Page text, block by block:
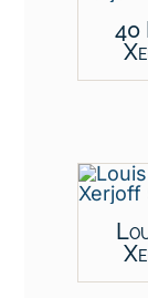
40